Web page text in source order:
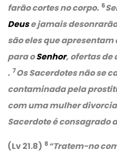
farão cortes no corpo. 6
Deuse jamais
são eles que
para oSenhor, ofertas de
. 7Os Sacerdotes não se
contaminada pela
com uma mulher
Sacerdote é consagrado
(Lv 21.8) 8“Tratem-no